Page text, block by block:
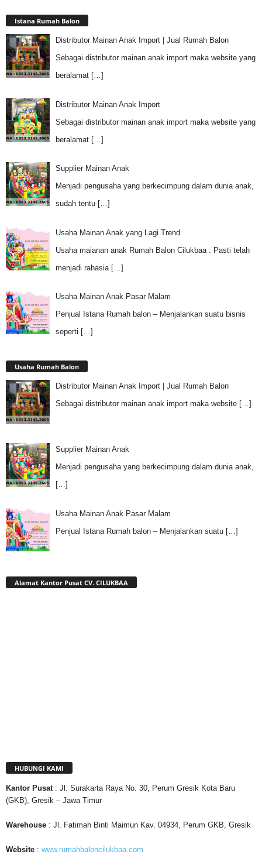
Istana Rumah Balon
Distributor Mainan Anak Import | Jual Rumah Balon
Sebagai distributor mainan anak import maka website yang
beralamat […]
Distributor Mainan Anak Import
Sebagai distributor mainan anak import maka website yang
beralamat […]
Supplier Mainan Anak
Menjadi pengusaha yang berkecimpung dalam dunia anak,
sudah tentu […]
Usaha Mainan Anak yang Lagi Trend
Usaha maianan anak Rumah Balon Cilukbaa : Pasti telah
menjadi rahasia […]
Usaha Mainan Anak Pasar Malam
Penjual Istana Rumah balon – Menjalankan suatu bisnis
seperti […]
Usaha Rumah Balon
Distributor Mainan Anak Import | Jual Rumah Balon
Sebagai distributor mainan anak import maka website […]
Supplier Mainan Anak
Menjadi pengusaha yang berkecimpung dalam dunia anak,
[…]
Usaha Mainan Anak Pasar Malam
Penjual Istana Rumah balon – Menjalankan suatu […]
Alamat Kantor Pusat CV. CILUKBAA
HUBUNGI KAMI
Kantor Pusat: Jl. Surakarta Raya No. 30, Perum Gresik Kota Baru
(GKB), Gresik – Jawa Timur
Warehouse : Jl. Fatimah Binti Maimun Kav. 04934, Perum GKB, Gresik
Website : www.rumahbaloncilukbaa.com